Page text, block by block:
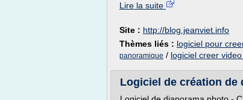
Lire la suite
Site : http://blog.jeanviet.info
Thèmes liés : logiciel pour
panoramique / logiciel creer
Logiciel de création de